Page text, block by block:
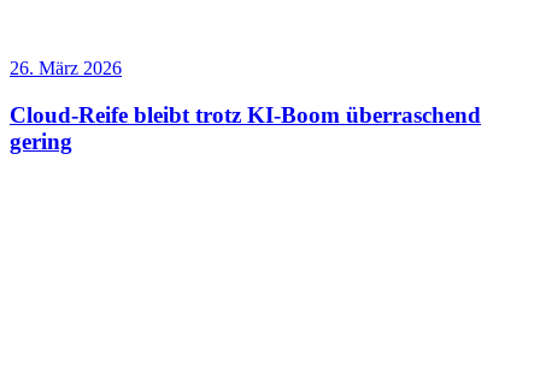
26. März 2026
Cloud-Reife bleibt trotz KI-Boom überraschend
gering